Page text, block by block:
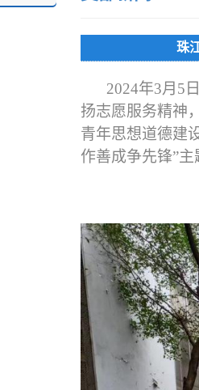
珠
2024年3月5
扬志愿服务精神
青年思想道德建设
作善成争先锋”